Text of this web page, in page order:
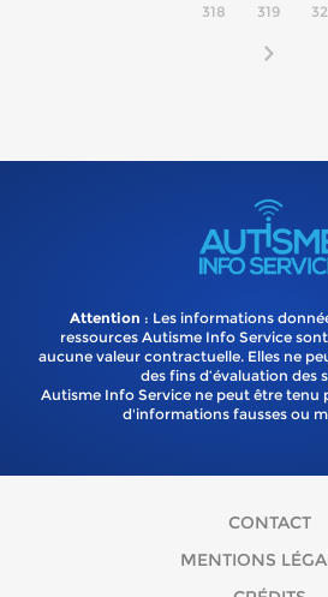
318 319
Attention : Les informations
ressources Autisme Info Service
aucune valeur contractuelle. Elles ne
des fins d’évaluation des
Autisme Info Service ne peut être tenu
d'informations fausses ou
CONTACT
MENTIONS